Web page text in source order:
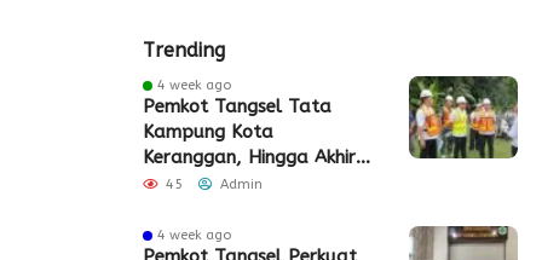
Trending
4 week ago
Pemkot Tangsel Tata
Kampung Kota
Keranggan, Hingga Akhir
2026
45 Admin
4 week ago